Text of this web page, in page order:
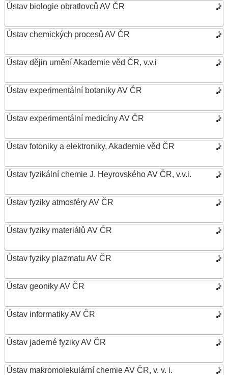
Ústav biologie obratlovců AV ČR
Ústav chemických procesů AV ČR
Ústav dějin umění Akademie věd ČR, v.v.i
Ústav experimentální botaniky AV ČR
Ústav experimentální medicíny AV ČR
Ústav fotoniky a elektroniky, Akademie věd ČR
Ústav fyzikální chemie J. Heyrovského AV ČR, v.v.i.
Ústav fyziky atmosféry AV ČR
Ústav fyziky materiálů AV ČR
Ústav fyziky plazmatu AV ČR
Ústav geoniky AV ČR
Ústav informatiky AV ČR
Ústav jaderné fyziky AV ČR
Ústav makromolekulární chemie AV ČR, v. v. i.